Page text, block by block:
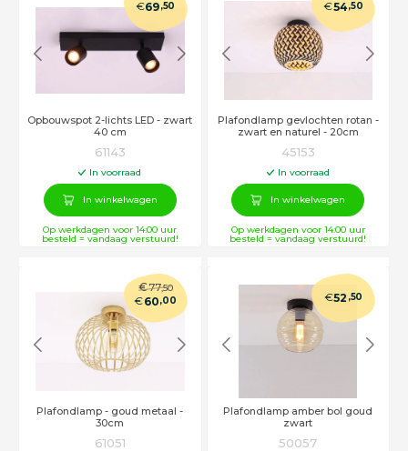
Opbouwspot 2-lichts LED - zwart
40 cm
€69,50
61143
In voorraad
In winkelwagen
Op werkdagen voor 14:00 uur
besteld = vandaag verstuurd!
Plafondlamp gevlochten rotan -
zwart en naturel - 20cm
€54,50
45153
In voorraad
In winkelwagen
Op werkdagen voor 14:00 uur
besteld = vandaag verstuurd!
Plafondlamp - goud metaal -
30cm
€77,50
€60,00
61051
Plafondlamp amber bol goud
zwart
€52 ,50
50057